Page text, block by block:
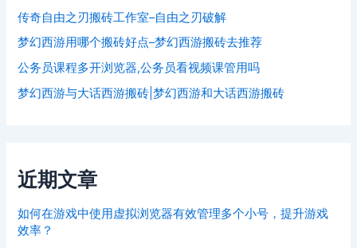
传奇自由之刃搬砖工作室–自由之刃破解
梦幻西游用哪个搬砖好点–梦幻西游搬砖去推荐
公务员课程多开浏览器,公务员看视频课管用吗
梦幻西游与大话西游搬砖|梦幻西游和大话西游搬砖
近期文章
如何在游戏中使用虚拟浏览器有效管理多个小号，提升游戏
效率？